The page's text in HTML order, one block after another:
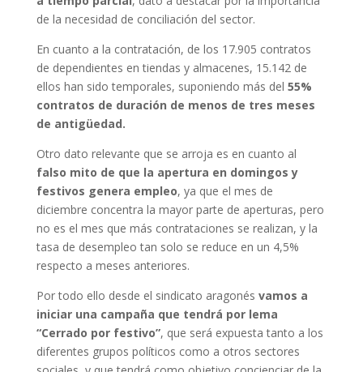
de la necesidad de conciliación del sector.
En cuanto a la contratación, de los 17.905 contratos
de dependientes en tiendas y almacenes, 15.142 de
ellos han sido temporales, suponiendo más del 55%
contratos de duración de menos de tres meses
de antigüedad.
Otro dato relevante que se arroja es en cuanto al
falso mito de que la apertura en domingos y
festivos genera empleo, ya que el mes de
diciembre concentra la mayor parte de aperturas, pero
no es el mes que más contrataciones se realizan, y la
tasa de desempleo tan solo se reduce en un 4,5%
respecto a meses anteriores.
Por todo ello desde el sindicato aragonés vamos a
iniciar una campaña que tendrá por lema
“Cerrado por festivo”, que será expuesta tanto a los
diferentes grupos políticos como a otros sectores